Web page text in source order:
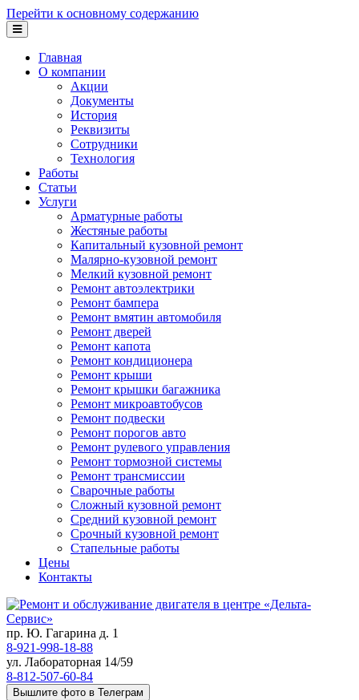
Перейти к основному содержанию
Главная
О компании
Акции
Документы
История
Реквизиты
Сотрудники
Технология
Работы
Статьи
Услуги
Арматурные работы
Жестяные работы
Капитальный кузовной ремонт
Малярно-кузовной ремонт
Мелкий кузовной ремонт
Ремонт автоэлектрики
Ремонт бампера
Ремонт вмятин автомобиля
Ремонт дверей
Ремонт капота
Ремонт кондиционера
Ремонт крыши
Ремонт крышки багажника
Ремонт микроавтобусов
Ремонт подвески
Ремонт порогов авто
Ремонт рулевого управления
Ремонт тормозной системы
Ремонт трансмиссии
Сварочные работы
Сложный кузовной ремонт
Средний кузовной ремонт
Срочный кузовной ремонт
Стапельные работы
Цены
Контакты
пр. Ю. Гагарина д. 1
8-921-998-18-88
ул. Лабораторная 14/59
8-812-507-60-84
Вышлите фото в Телеграм